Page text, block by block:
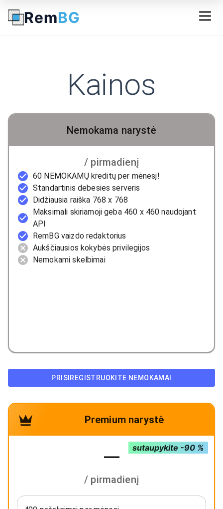
RemBG
Kainos
Nemokama narystė
/ pirmadienį
60 NEMOKAMŲ kreditų per mėnesį!
Standartinis debesies serveris
Didžiausia raiška 768 x 768
Maksimali skiriamoji geba 460 x 460 naudojant
API
RemBG vaizdo redaktorius
Aukščiausios kokybės privilegijos
Nemokami skelbimai
PRISIREGISTRUOKITE NEMOKAMAI
Premium narystė
—
/ pirmadienį
sutaupykite -90 %